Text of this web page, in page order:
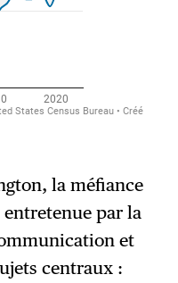
la méfiance
entretenue par la
et
centraux :